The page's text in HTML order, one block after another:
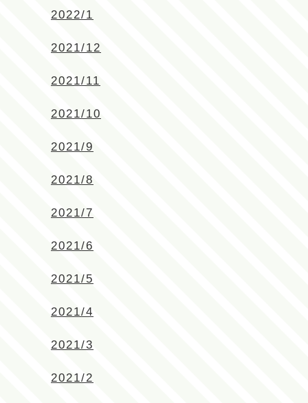
2022/1
2021/12
2021/11
2021/10
2021/9
2021/8
2021/7
2021/6
2021/5
2021/4
2021/3
2021/2